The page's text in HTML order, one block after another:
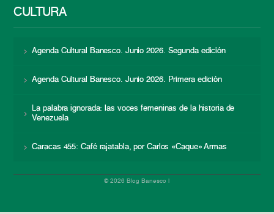
CULTURA
Agenda Cultural Banesco. Junio 2026. Segunda edición
Agenda Cultural Banesco. Junio 2026. Primera edición
La palabra ignorada: las voces femeninas de la historia de
Venezuela
Caracas 455: Café rajatabla, por Carlos «Caque» Armas
© 2026 Blog Banesco |